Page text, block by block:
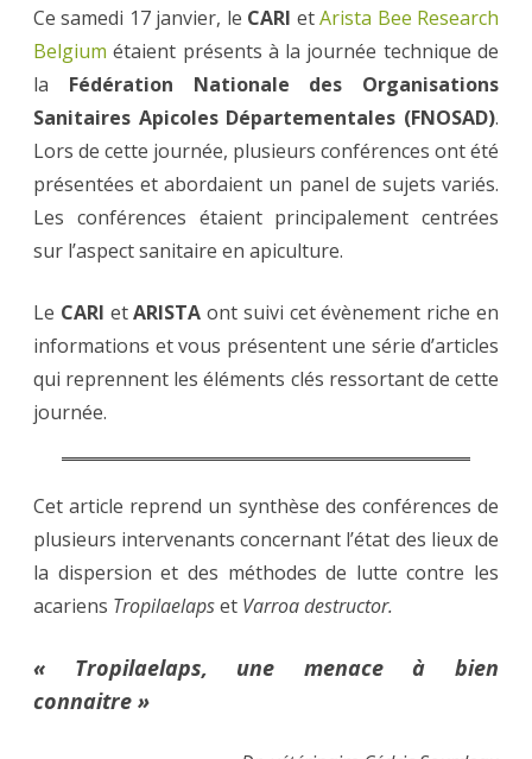
Journée
technique
de
la
FNOSAD
(3/3)
:
lutte
contre
les
acariens
parasites
de
l’abeille
Ce samedi 17 janvier, le CARI etArista Bee Research
Belgium étaient présents à la journée technique de
la Fédération Nationale des Organisations
Sanitaires Apicoles Départementales (FNOSAD).
Lors de cette journée, plusieurs conférences ont été
présentées et abordaient un panel de sujets variés.
Les conférences étaient principalement centrées
sur l’aspect sanitaire en apiculture.
Le CARI etARISTA ont suivi cet évènement riche en
informations et vous présentent une série d’articles
qui reprennent les éléments clés ressortant de cette
journée.
Cet article reprend un synthèse des conférences de
plusieurs intervenants concernant l’état des lieux de
la dispersion et des méthodes de lutte contre les
acariens Tropilaelapset Varroa destructor.
« Tropilaelaps, une menace à bien
connaitre »